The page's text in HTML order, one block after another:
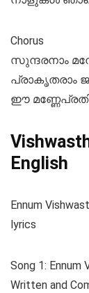
Chorus
സുന്ദരനാം
പ്രാകൃതരാം
ഈ
English
Ennum
lyrics
Song 1: Ennum
Written and